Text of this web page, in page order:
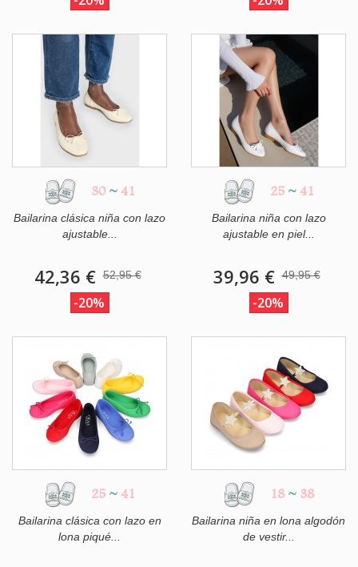
30 ~ 41
Bailarina clásica niña con lazo
ajustable...
42,36 € 52,95 €
-20%
25 ~ 41
Bailarina niña con lazo
ajustable en piel...
39,96 € 49,95 €
-20%
25 ~ 41
Bailarina clásica con lazo en
lona piqué...
18 ~ 38
Bailarina niña en lona algodón
de vestir...